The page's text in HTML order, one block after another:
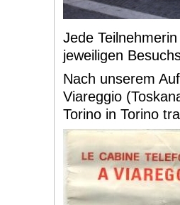
Jede
jeweiligen
Nach unserem
Viareggio
Torino in Torino